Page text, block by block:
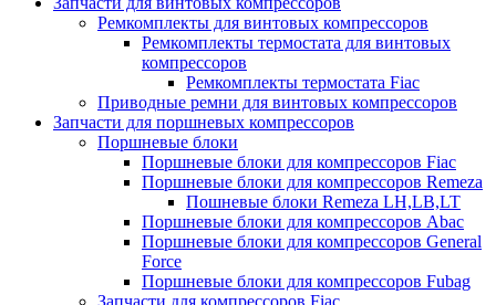
Ремкомплекты для винтовых компрессоров
Ремкомплекты термостата для винтовых
компрессоров
Ремкомплекты термостата Fiac
Приводные ремни для винтовых компрессоров
Запчасти для поршневых компрессоров
Поршневые блоки
Поршневые блоки для компрессоров Fiac
Поршневые блоки для компрессоров Remeza
Пошневые блоки Remeza LH,LB,LT
Поршневые блоки для компрессоров Abac
Поршневые блоки для компрессоров General
Force
Поршневые блоки для компрессоров Fubag
Запчасти для компрессоров Fiac